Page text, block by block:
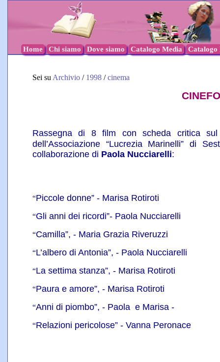
Home Chi siamo Dove siamo Catalogo Media Catalogo
Sei su Archivio / 1998 /cinema
Rassegna di 8 film con scheda critica
dell’Associazione “Lucrezia Marinelli” di
collaborazione di Paola Nucciarelli:
“Piccole donne” - Marisa Rotiroti
“Gli anni dei ricordi”- Paola Nucciarelli
“Camilla”, - Maria Grazia Riveruzzi
“L’albero di Antonia”, - Paola Nucciarelli
“La settima stanza”, - Marisa Rotiroti
“Paura e amore”, - Marisa Rotiroti
“Anni di piombo”, - Paola e Marisa -
“Relazioni pericolose” - Vanna Peronace